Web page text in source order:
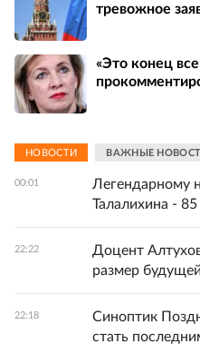
тревожное
«Это конец
НОВОСТИ ВАЖНЫЕ
00:01
Легендарному
Талалихина - 85
22:22
Доцент
размер
22:18
Синоптик
стать